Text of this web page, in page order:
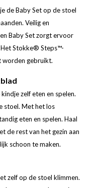
de Baby Set op de stoel
Veilig en
Baby Set zorgt ervoor
Stokke® Steps™-
worden gebruikt.
zelf eten en spelen.
stoel. Met het los
eten en spelen. Haal
de rest van het gezin aan
schoon te maken.
zelf op de stoel klimmen.